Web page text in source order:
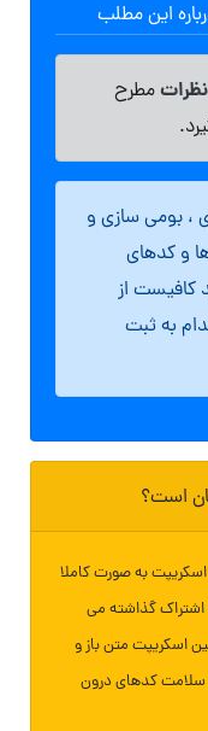
این مطلب
نظراتمطرح
، بومی سازی و
و کدهای
کافیست از
به ثبت
است؟
به صورت کاملا
اشتراک گذاشته می
اسکریپت متن باز و
سلامت کدهای درون